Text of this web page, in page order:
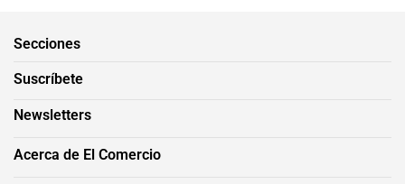
Secciones
Suscríbete
Newsletters
Acerca de El Comercio